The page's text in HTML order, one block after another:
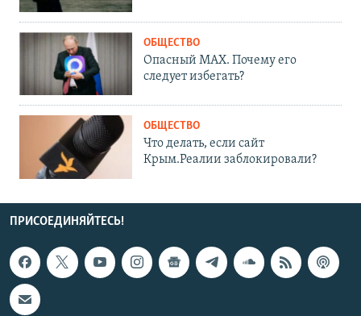
ОБЩЕСТВО
Опасный MAX. Почему его
следует избегать?
ОБЩЕСТВО
Что делать, если сайт
Крым.Реалии заблокировали?
ПРИСОЕДИНЯЙТЕСЬ!